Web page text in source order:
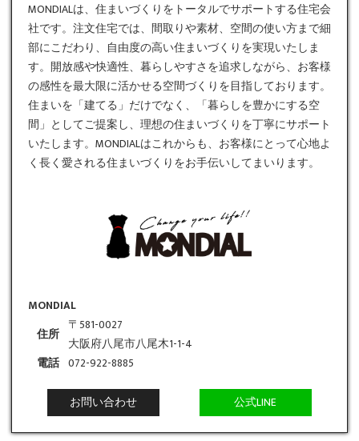
MONDIALは、住まいづくりをトータルでサポートする住宅会
社です。 注文住宅では、間取りや素材、空間の使い方まで細
部にこだわり、自由度の高い住まいづくりを実現いたしま
す。開放感や快適性、暮らしやすさを追求しながら、お客様
の感性を最大限に活かせる空間づくりを目指しております。
住まいを「建てる」だけでなく、「暮らしを豊かにする空
間」としてご提案し、理想の住まいづくりを丁寧にサポート
いたします。MONDIALはこれからも、お客様にとって心地よ
く長く愛される住まいづくりをお手伝いしてまいります。
MONDIAL
住所
〒581-0027
大阪府八尾市八尾木1-1-4
電話 072-922-8885
お問い合わせ 公式LINE